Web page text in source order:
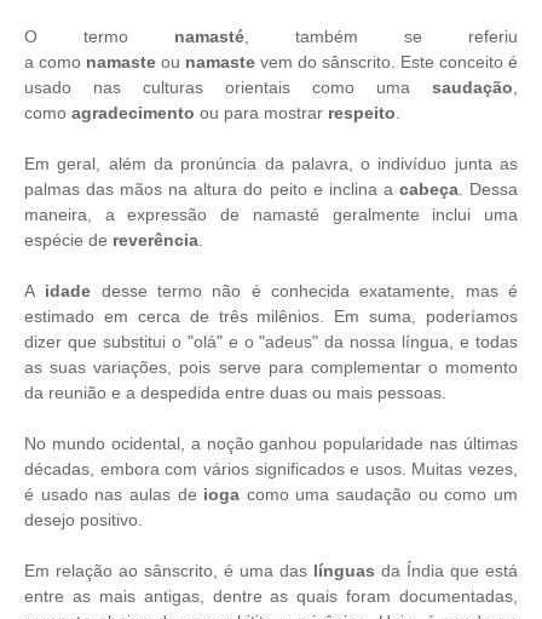
O termo namasté , também se referiu
a como namaste ou namaste vem do sânscrito. Este conceito é
usado nas culturas orientais como uma saudação
como agradecimento ou para mostrar respeito
Em geral, além da pronúncia da palavra, o indivíduo junta as
palmas das mãos na altura do peito e inclina a cabeça. Dessa
maneira, a expressão de namasté geralmente inclui uma
espécie de reverência
A idade desse termo não é conhecida exatamente, mas é
estimado em cerca de três milênios. Em suma, poderíamos
dizer que substitui o "olá" e o "adeus" da nossa língua, e todas
as suas variações, pois serve para complementar o momento
da reunião e a despedida entre duas ou mais pessoas.
No mundo ocidental, a noção ganhou popularidade nas últimas
décadas, embora com vários significados e usos. Muitas vezes,
é usado nas aulas de ioga como uma saudação ou como um
desejo positivo.
Em relação ao sânscrito, é uma das línguas da Índia que está
entre as mais antigas, dentre as quais foram documentadas,